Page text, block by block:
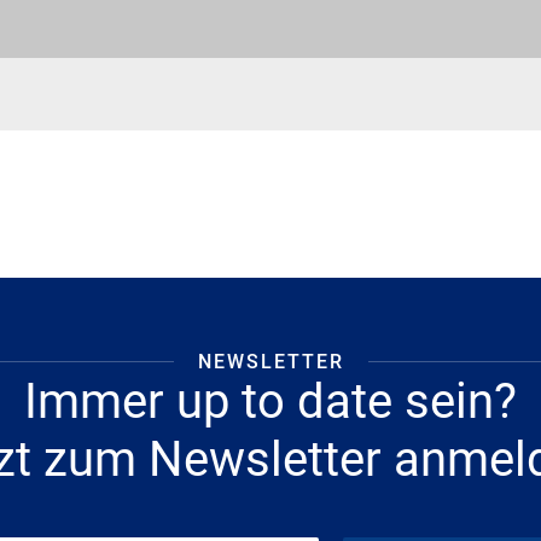
NEWSLETTER
Immer up to date sein?
zum Newsletter